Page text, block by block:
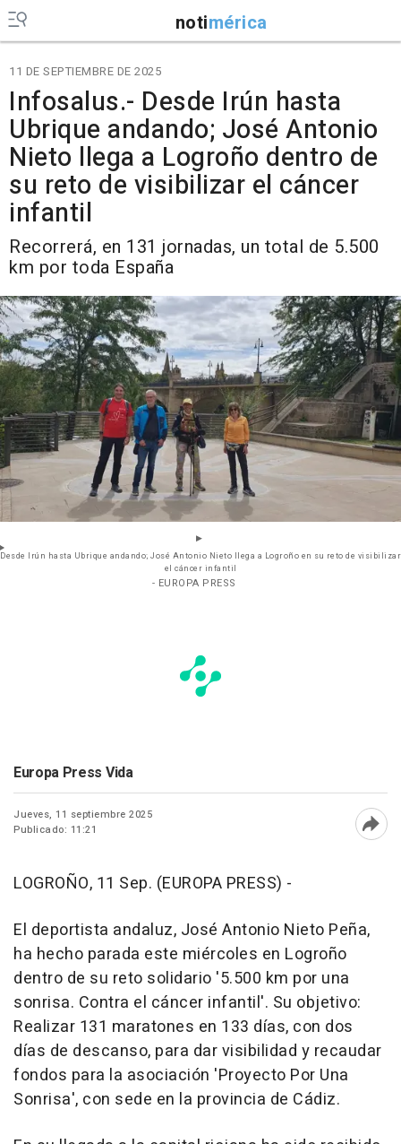
notimérica
11 DE SEPTIEMBRE DE 2025
Infosalus.- Desde Irún hasta
Ubrique andando; José Antonio
Nieto llega a Logroño dentro de
su reto de visibilizar el cáncer
infantil
Recorrerá, en 131 jornadas, un total de 5.500
km por toda España
Desde Irún hasta Ubrique andando; José Antonio Nieto llega a Logroño en su reto de visibilizar
el cáncer infantil
- EUROPA PRESS
Europa Press Vida
Jueves, 11 septiembre 2025
Publicado: 11:21
LOGROÑO, 11 Sep. (EUROPA PRESS) -
El deportista andaluz, José Antonio Nieto Peña,
ha hecho parada este miércoles en Logroño
dentro de su reto solidario '5.500 km por una
sonrisa. Contra el cáncer infantil'. Su objetivo:
Realizar 131 maratones en 133 días, con dos
días de descanso, para dar visibilidad y recaudar
fondos para la asociación 'Proyecto Por Una
Sonrisa', con sede en la provincia de Cádiz.